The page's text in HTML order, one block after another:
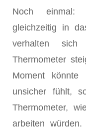
Noch einmal:
gleichzeitig in
verhalten sich
Thermometer
Moment
unsicher fühlt,
Thermometer,
arbeiten